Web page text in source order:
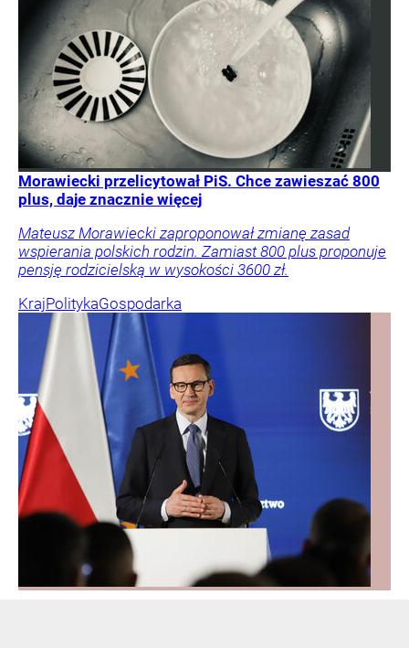
Morawiecki przelicytował PiS. Chce zawieszać 800
plus, daje znacznie więcej
Mateusz Morawiecki zaproponował zmianę zasad
wspierania polskich rodzin. Zamiast 800 plus proponuje
pensję rodzicielską w wysokości 3600 zł.
KrajPolitykaGospodarka